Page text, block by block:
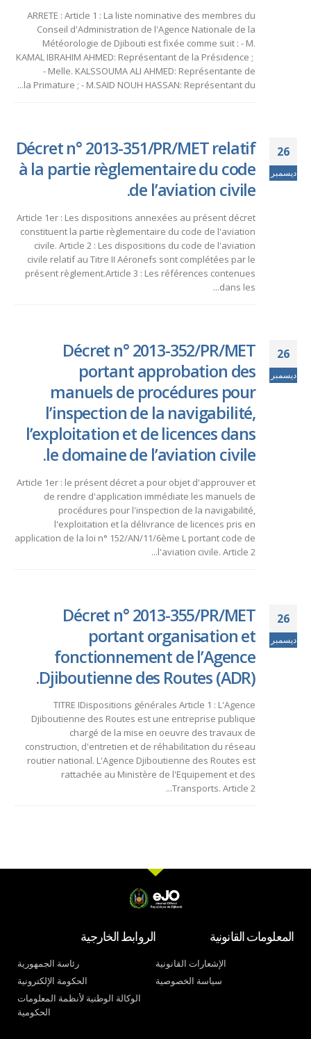
ARRETE : Article 1 : La liste nominative des membres du
Conseil d'Administration de l'Agence Nationale de la
Météorologie de Djibouti est fixée comme suit : - M.
KAMAL IBRAHIM AHMED: Représentant de la Présidence ;
- Melle. KALSSOUMA ALI AHMED: Représentante de
la Primature ; - M.SAID NOUH HASSAN: Représentant du...
26
ديسمبر
Décret n° 2013-351/PR/MET relatif
à la partie règlementaire du code
de l’aviation civile.
Article 1er : Les dispositions annexées au présent décret
constituent la partie règlementaire du code de l'aviation
civile. Article 2 : Les dispositions du code de l'aviation
civile relatif au Titre II Aéronefs sont complétées par le
présent règlement.Article 3 : Les références contenues
dans les...
26
ديسمبر
Décret n° 2013-352/PR/MET
portant approbation des
manuels de procédures pour
l’inspection de la navigabilité,
l’exploitation et de licences dans
le domaine de l’aviation civile.
Article 1er : le présent décret a pour objet d'approuver et
de rendre d'application immédiate les manuels de
procédures pour l'inspection de la navigabilité,
l'exploitation et la délivrance de licences pris en
application de la loi n° 152/AN/11/6ème L portant code de
l'aviation civile. Article 2...
26
ديسمبر
Décret n° 2013-355/PR/MET
portant organisation et
fonctionnement de l’Agence
Djiboutienne des Routes (ADR).
TITRE IDispositions générales Article 1 : L'Agence
Djiboutienne des Routes est une entreprise publique
chargé de la mise en oeuvre des travaux de
construction, d'entretien et de réhabilitation du réseau
routier national. L'Agence Djiboutienne des Routes est
rattachée au Ministère de l'Equipement et des
Transports. Article 2...
المعلومات القانونية
الإشعارات القانونية
سياسة الخصوصية
الروابط الخارجية
رئاسة الجمهورية
الحكومة الإلكترونية
الوكالة الوطنية لأنظمة المعلومات
الحكومية